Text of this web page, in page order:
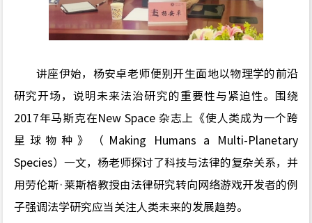
讲座伊始，杨安卓老师便别开生面地以物理学的前沿
研究开场，说明未来法治研究的重要性与紧迫性。围绕
2017年马斯克在New Space 杂志上《使人类成为一个跨
星球物种》（Making Humans a Multi-Planetary
Species）一文，杨老师探讨了科技与法律的复杂关系，并
用劳伦斯· 莱斯格教授由法律研究转向网络游戏开发者的例
子强调法学研究应当关注人类未来的发展趋势。